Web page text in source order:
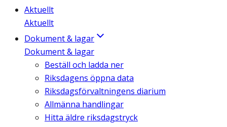
Aktuellt
Aktuellt
Dokument & lagar
Dokument & lagar
Beställ och ladda ner
Riksdagens öppna data
Riksdagsförvaltningens diarium
Allmänna handlingar
Hitta äldre riksdagstryck